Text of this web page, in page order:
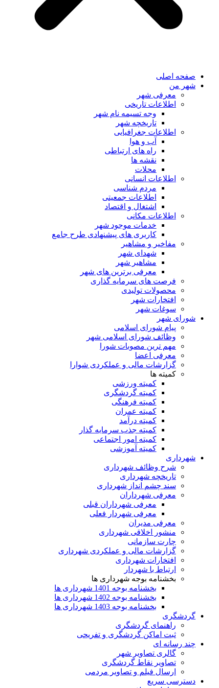
اصلی
من
معرفی شهر
اطلاعات تاریخی
وجه تسیمه نام شهر
تاریخچه شهر
اطلاعات جغرافیایی
آب و هوا
راه های ارتباطی
نقشه ها
محلات
اطلاعات انسانی
مردم شناسی
اطلاعات جمعیتی
اشتغال و اقتصاد
اطلاعات مکانی
خدمات موجود شهر
کاربری های پیشنهادی طرح جامع
مفاخیر و مشاهیر
شهدای شهر
مشاهیر شهر
معرفی برترین های شهر
فرصت های سرمایه گذاری
محصولات تولیدی
افتخارات شهر
سوغات شهر
شهر
پیام شورای اسلامی
وظائف شورای اسلامی شهر
مهم ترین مصوبات شورا
معرفی اعضا
گزارشات مالی و عملکردی شوارا
کمیته ها
کمیته ورزشی
کمیته گردشگری
کمیته فرهنگی
کمیته عمران
کمیته درآمد
کمیته جذب سرمایه گذار
کمیته امور اجتماعی
کمیته آموزشی
شرح وظائف شهرداری
تاریخچه شهرداری
سند چشم انداز شهرداری
معرفی شهرداران
معرفی شهرداران قبلی
معرفی شهردار فعلی
معرفی مدیران
منشور اخلاقی شهرداری
چارت سازمانی
گزارشات مالی و عملکردی شهرداری
افتخارات شهرداری
ارتباط با شهردار
بخشنامه بوجه شهرداری ها
بخشنامه بوجه 1401 شهرداری ها
بخشنامه بوجه 1402 شهرداری ها
بخشنامه بوجه 1403 شهرداری ها
راهنمای گردشگری
ثبت اماکن گردشگری و تفریحی
رسانه ای
گالری تصاویر شهر
تصاویر نقاط گردشگری
ارسال فیلم و تصاویر مردمی
سریع